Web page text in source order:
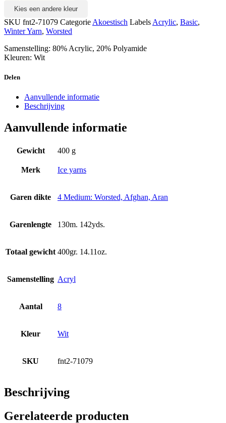
Kies een andere kleur
SKU fnt2-71079 Categorie Akoestisch Labels Acrylic, Basic,
Winter Yarn, Worsted
Samenstelling: 80% Acrylic, 20% Polyamide
Kleuren: Wit
Delen
Aanvullende informatie
Beschrijving
Aanvullende informatie
Gewicht 400 g
Merk Ice yarns
Garen dikte 4 Medium: Worsted, Afghan, Aran
Garenlengte 130m. 142yds.
Totaal gewicht 400gr. 14.11oz.
Samenstelling Acryl
Aantal 8
Kleur Wit
SKU fnt2-71079
Beschrijving
Gerelateerde producten